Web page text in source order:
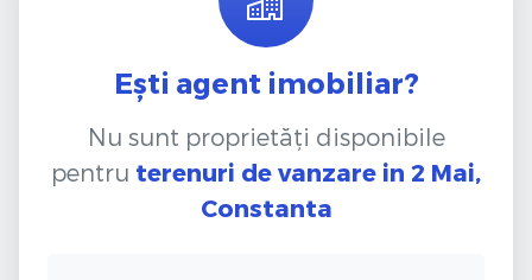
Ești agent imobiliar?
Nu sunt proprietăți disponibile
pentru terenuri de vanzare in 2 Mai,
Constanta